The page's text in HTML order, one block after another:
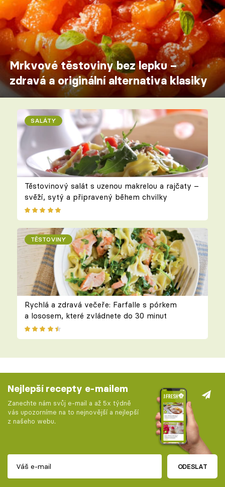
Mrkvové těstoviny bez lepku –
zdravá a originální alternativa klasiky
SALÁTY
Těstovinový salát s uzenou makrelou a rajčaty –
svěží, sytý a připravený během chvilky
TĚSTOVINY
Rychlá a zdravá večeře: Farfalle s pórkem
a lososem, které zvládnete do 30 minut
Nejlepší recepty e-mailem
Zanechte nám svůj e-mail a až 5x týdně
vás upozorníme na to nejnovější a nejlepší
z našeho webu.
ODESLAT